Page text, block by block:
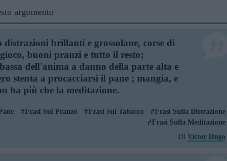
argomento
distrazioni brillanti e grossolane, corse di
buoni pranzi e tutto il resto;
dell'anima a danno della parte alta e
stenta a procacciarsi il pane ; mangia, e
ha più che la meditazione.
Frasi Sul Pranzo Frasi Sul Tabacco
Frasi Sulla Distrazione
Frasi Sulla Meditazione
Di Victor Hugo